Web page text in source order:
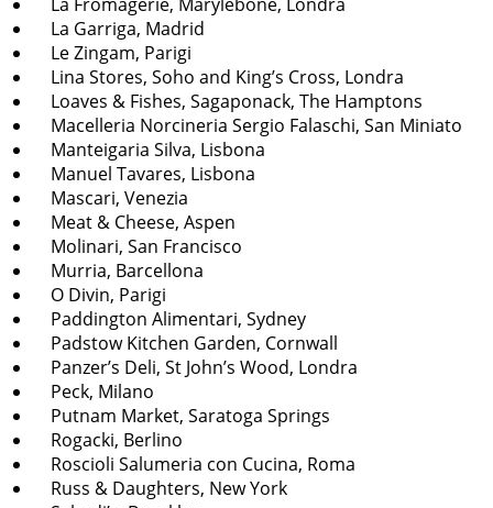
La Garriga, Madrid
Le Zingam, Parigi
Lina Stores, Soho and King’s Cross, Londra
Loaves & Fishes, Sagaponack, The Hamptons
Macelleria Norcineria Sergio Falaschi, San Miniato
Manteigaria Silva, Lisbona
Manuel Tavares, Lisbona
Mascari, Venezia
Meat & Cheese, Aspen
Molinari, San Francisco
Murria, Barcellona
O Divin, Parigi
Paddington Alimentari, Sydney
Padstow Kitchen Garden, Cornwall
Panzer’s Deli, St John’s Wood, Londra
Peck, Milano
Putnam Market, Saratoga Springs
Rogacki, Berlino
Roscioli Salumeria con Cucina, Roma
Russ & Daughters, New York